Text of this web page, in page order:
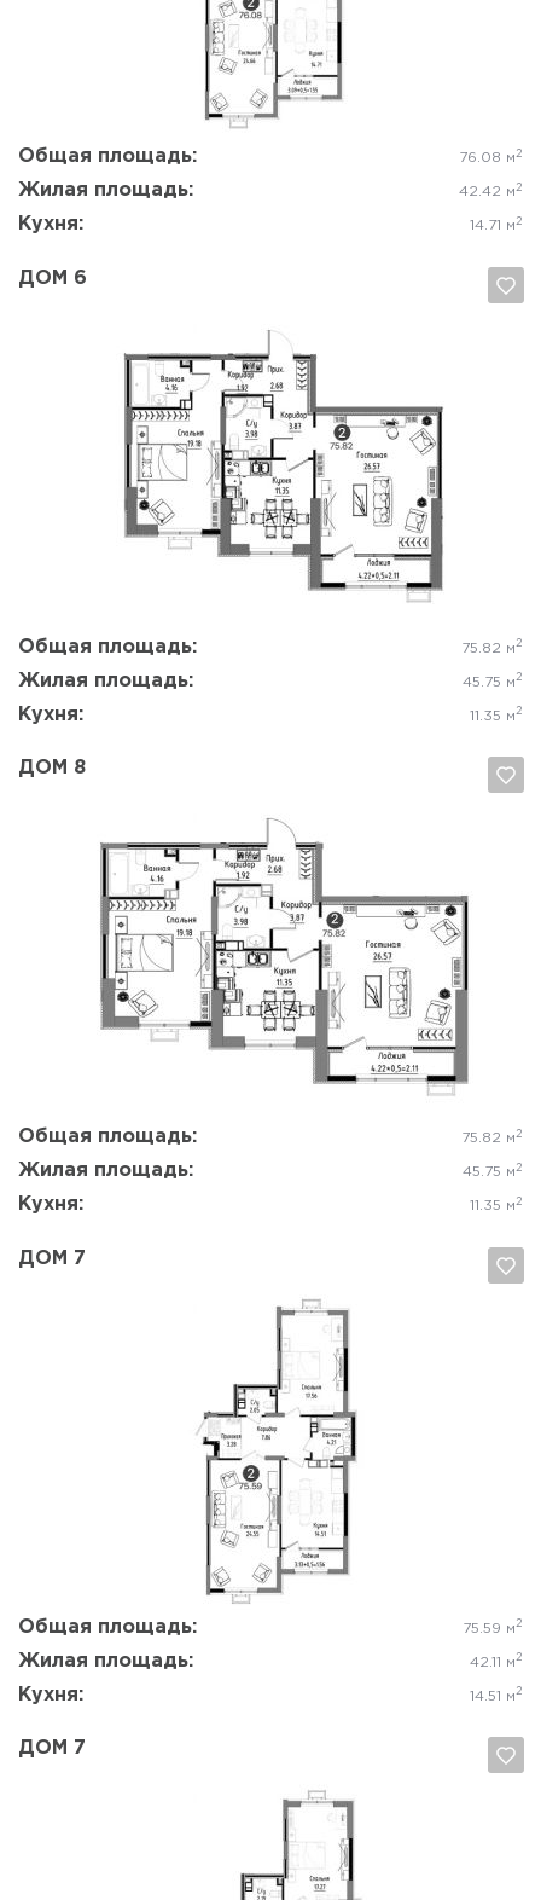
Общая площадь: 76.08 м 2
Жилая площадь: 42.42 м 2
Кухня: 14.71 м 2
Да, удалить
ДОМ 6
Общая площадь: 75.82 м 2
Жилая площадь: 45.75 м 2
Кухня: 11.35 м 2
Да, удалить Отмена
ДОМ 8
Общая площадь: 75.82 м 2
Жилая площадь: 45.75 м 2
Кухня: 11.35 м 2
Да, удалить Отмена
ДОМ 7
Общая площадь: 75.59 м 2
Жилая площадь: 42.11 м 2
Кухня: 14.51 м 2
Да, удалить
ДОМ 7